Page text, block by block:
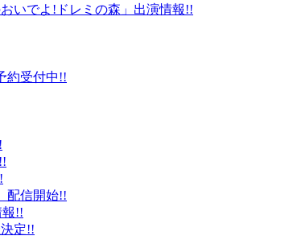
いでよ!ドレミの森」出演情報!!
約受付中!!
配信開始!!
報!!
定!!